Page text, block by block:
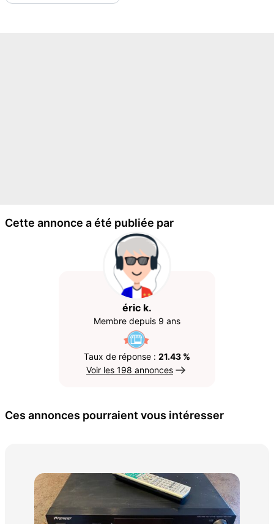
Cette annonce a été publiée par
éric k.
Membre depuis 9 ans
Taux de réponse : 21.43 %
Voir les 198 annonces
Ces annonces pourraient vous intéresser